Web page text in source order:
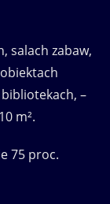
salach zabaw,
–
m².
75 proc.